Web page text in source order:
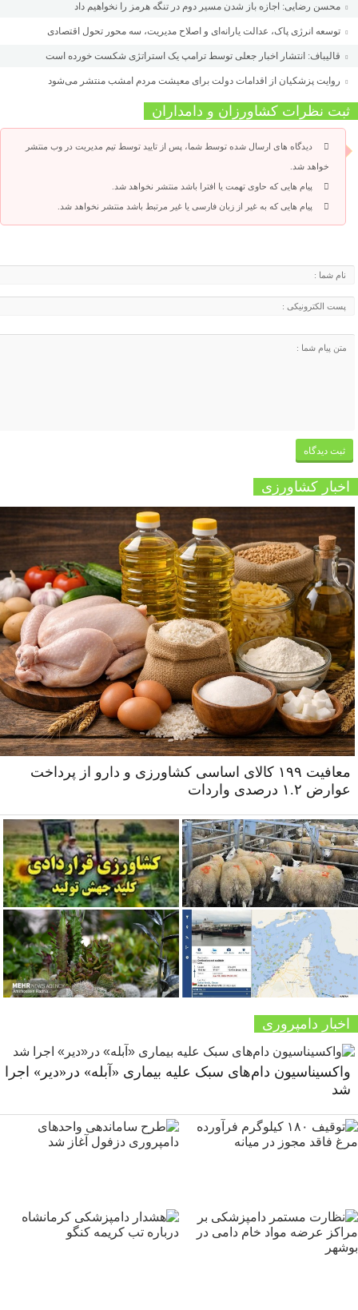
محسن رضایی: اجازه باز شدن مسیر دوم در تنگه هرمز را نخواهیم داد
توسعه انرژی پاک، عدالت یارانه‌ای و اصلاح مدیریت، سه محور تحول اقتصادی
قالیباف: انتشار اخبار جعلی توسط ترامپ یک استراتژی شکست خورده است
روایت پزشکیان از اقدامات دولت برای معیشت مردم امشب منتشر می‌شود
ثبت نظرات کشاورزان و دامداران
دیدگاه های ارسال شده توسط شما، پس از تایید توسط تیم مدیریت در وب منتشر
خواهد شد.
پیام هایی که حاوی تهمت یا افترا باشد منتشر نخواهد شد.
پیام هایی که به غیر از زبان فارسی یا غیر مرتبط باشد منتشر نخواهد شد.
اخبار کشاورزی
معافیت ۱۹۹ کالای اساسی کشاورزی و دارو از پرداخت
عوارض ۱.۲ درصدی واردات
اخبار دامپروری
واکسیناسیون دام‌های سبک علیه بیماری «آبله» در«دیر» اجرا
شد